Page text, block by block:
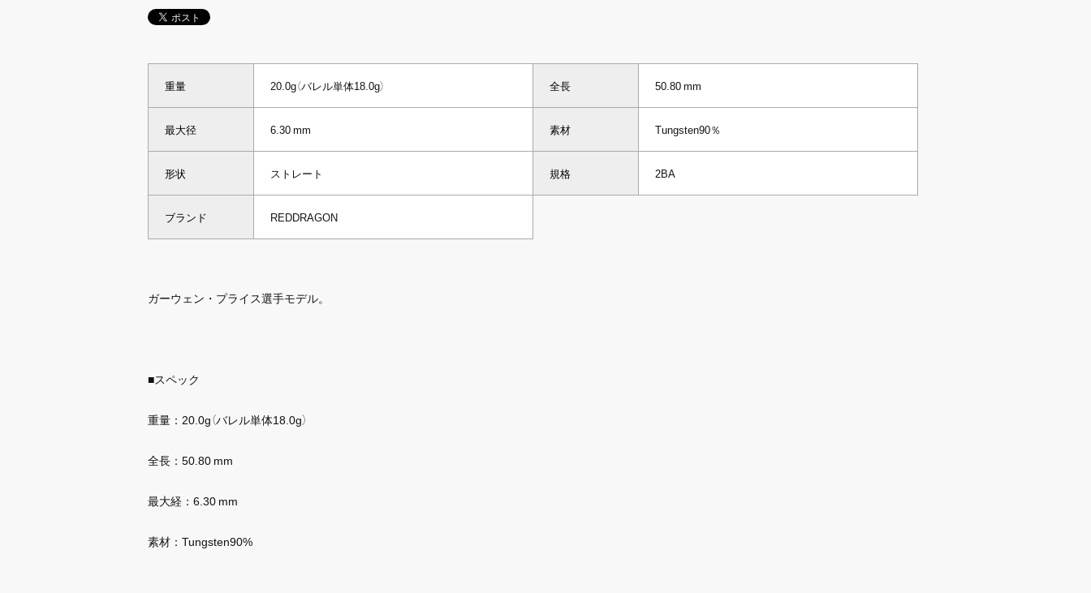
重量 20.0g（バレル単体18.0g）
最大径 6.30 mm
形状 ストレート
ブランド REDDRAGON
全長 50.80 mm
素材 Tungsten90％
規格 2BA
ガーウェン・プライス選手モデル。
■スペック
重量：20.0g（バレル単体18.0g）
全長：50.80 mm
最大経：6.30 mm
素材：Tungsten90%